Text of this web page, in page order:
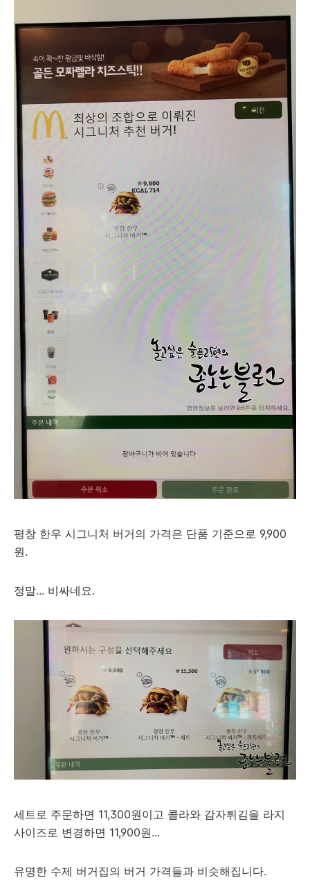
평창 한우 시그니처 버거의 가격은 단품 기준으로 9,900
원.
정말... 비싸네요.
세트로 주문하면 11,300원이고 콜라와 감자튀김을 라지
사이즈로 변경하면 11,900원...
유명한 수제 버거집의 버거 가격들과 비슷해집니다.